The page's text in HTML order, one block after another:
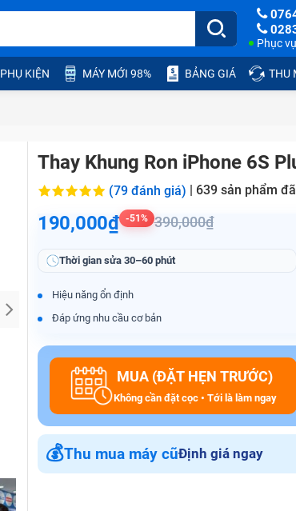
Phục
PHỤ KIỆN MÁY MỚI 98% BẢNG GIÁ THU
Bảo Hành One
Thay Khung Ron iPhone 6S
(79 đánh giá) | 639 sản phẩm
190,000₫ -51% 390,000₫
Thời gian sửa 30–60 phút
Hiệu năng ổn định
Đáp ứng nhu cầu cơ bản
MUA (ĐẶT HẸN TRƯỚC)
Không cần đặt cọc • Tới là làm ngay
💰Thu mua máy cũĐịnh giá ngay